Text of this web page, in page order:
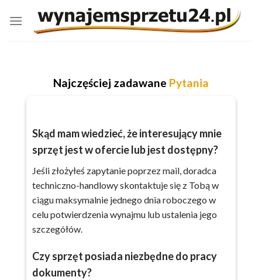
Najczęściej zadawane Pytania
Skąd mam wiedzieć, że interesujący mnie
sprzęt jest w ofercie lub jest dostępny?
Jeśli złożyłeś zapytanie poprzez mail, doradca
techniczno-handlowy skontaktuje się z Tobą w
ciągu maksymalnie jednego dnia roboczego w
celu potwierdzenia wynajmu lub ustalenia jego
szczegółów.
Czy sprzęt posiada niezbędne do pracy
dokumenty?